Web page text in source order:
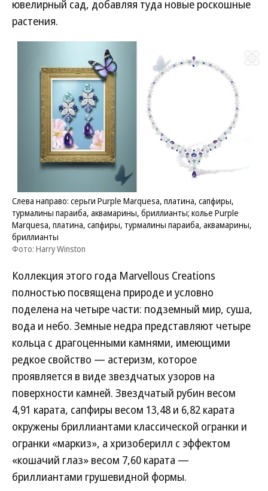
ювелирный сад, добавляя туда новые роскошные
растения.
Слева направо: серьги Purple Marquesa, платина, сапфиры,
турмалины параиба, аквамарины, бриллианты; колье Purple
Marquesa, платина, сапфиры, турмалины параиба, аквамарины,
бриллианты
Фото: Harry Winston
Коллекция этого года Marvellous Creations
полностью посвящена природе и условно
поделена на четыре части: подземный мир, суша,
вода и небо. Земные недра представляют четыре
кольца с драгоценными камнями, имеющими
редкое свойство — астеризм, которое
проявляется в виде звездчатых узоров на
поверхности камней. Звездчатый рубин весом
4,91 карата, сапфиры весом 13,48 и 6,82 карата
окружены бриллиантами классической огранки и
огранки «маркиз», а хризоберилл с эффектом
«кошачий глаз» весом 7,60 карата —
бриллиантами грушевидной формы.